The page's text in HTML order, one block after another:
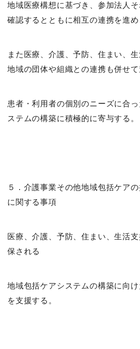
地域医療構想に基づき、参加法人
確認するとともに相互の連携を進め
また医療、介護、予防、住まい、
地域の団体や組織との連携も併せて
患者・利用者の個別のニーズに合
ステムの構築に積極的に寄与する。
５．介護事業その他地域包括ケア
に関する事項
医療、介護、予防、住まい、生活
保される
地域包括ケアシステムの構築に向
を支援する。